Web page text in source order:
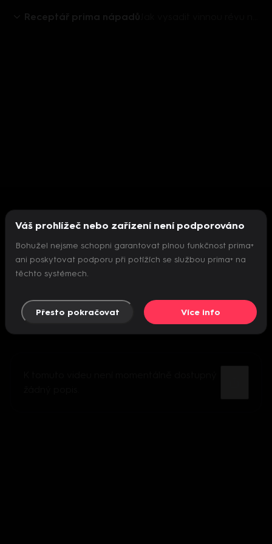
Receptář prima nápadů
Nepodařilo se inicializovat přehrávač
Váš prohlížeč nebo zařízení není podporováno
Bohužel nejsme schopni garantovat plnou funkčnost prima+
ani poskytovat podporu při potížích se službou prima+ na
těchto systémech.
Přesto pokračovat Více info